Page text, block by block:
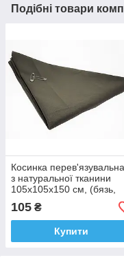
Подібні товари
Косинка
з натуральної тканини
105х105х150 см, (бязь,
хакі)
105 ₴
Купити